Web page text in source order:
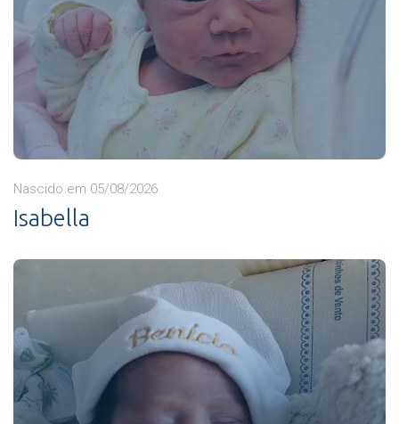
Nascido em 05/08/2026
Isabella